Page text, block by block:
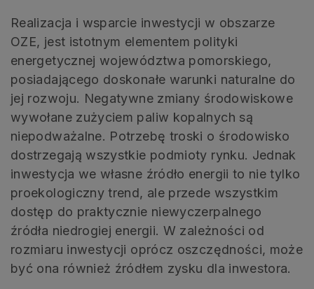
Realizacja i wsparcie inwestycji w obszarze
OZE, jest istotnym elementem polityki
energetycznej województwa pomorskiego,
posiadającego doskonałe warunki naturalne do
jej rozwoju. Negatywne zmiany środowiskowe
wywołane zużyciem paliw kopalnych są
niepodważalne. Potrzebę troski o środowisko
dostrzegają wszystkie podmioty rynku. Jednak
inwestycja we własne źródło energii to nie tylko
proekologiczny trend, ale przede wszystkim
dostęp do praktycznie niewyczerpalnego
źródła niedrogiej energii. W zależności od
rozmiaru inwestycji oprócz oszczędności, może
być ona również źródłem zysku dla inwestora.